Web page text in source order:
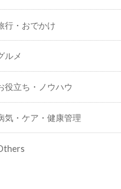
行・おでかけ
ルメ
役立ち・ノウハウ
気・ケア・健康管理